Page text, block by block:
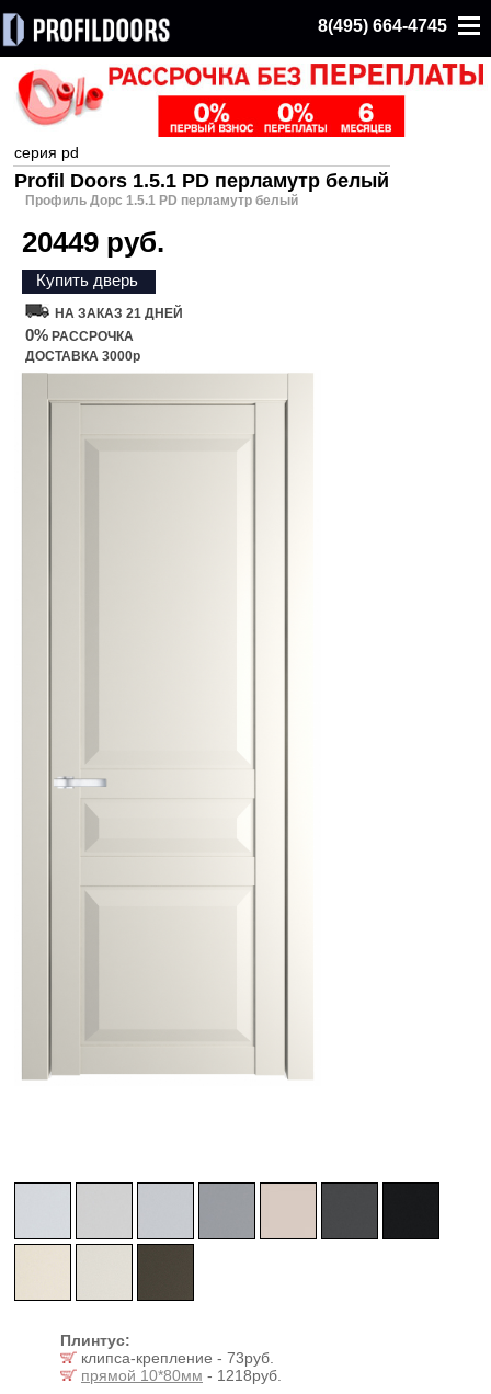
8(495) 664-4745
серия pd
Profil Doors 1.5.1 PD перламутр белый
Профиль Дорс 1.5.1 PD перламутр белый
20449 руб.
Купить дверь
НА ЗАКАЗ 21 ДНЕЙ
0% РАССРОЧКА
ДОСТАВКА 3000р
Плинтус:
клипса-крепление - 73руб.
прямой 10*80мм - 1218руб.